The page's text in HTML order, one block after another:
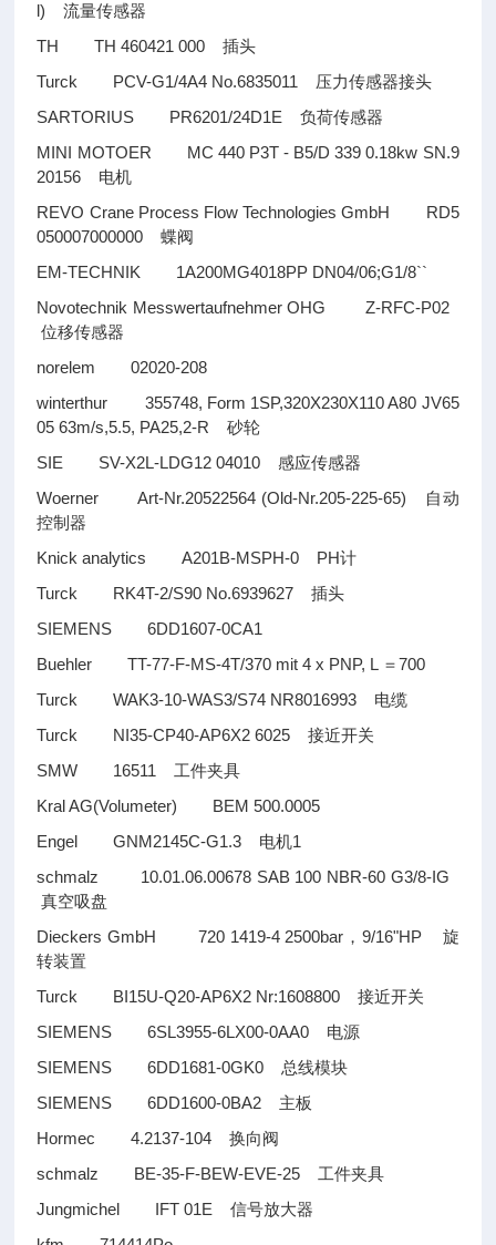
l)流量传感器
TH TH 460421 000插头
Turck PCV-G1/4A4 No.6835011 压力传感器接头
SARTORIUS PR6201/24D1E负荷传感器
MINI MOTOER MC 440 P3T - B5/D 339 0.18kw SN.9
20156 电机
REVO Crane Process Flow Technologies GmbH RD5
050007000000蝶阀
EM-TECHNIK 1A200MG4018PP DN04/06;G1/8``
Novotechnik Messwertaufnehmer OHG Z-RFC-P02
位移传感器
norelem 02020-208
winterthur 355748, Form 1SP,320X230X110 A80 JV65
05 63m/s,5.5, PA25,2-R砂轮
SIE SV-X2L-LDG12 04010感应传感器
Woerner Art-Nr.20522564 (Old-Nr.205-225-65)
自动
控制器
Knick analytics A201B-MSPH-0 PH计
Turck RK4T-2/S90 No.6939627插头
SIEMENS 6DD1607-0CA1
Buehler TT-77-F-MS-4T/370 mit 4 x PNP, L ＝700
Turck WAK3-10-WAS3/S74 NR8016993 电缆
Turck NI35-CP40-AP6X2 6025接近开关
SMW 16511 工件夹具
Kral AG(Volumeter) BEM 500.0005
Engel GNM2145C-G1.3 电机1
schmalz 10.01.06.00678 SAB 100 NBR-60 G3/8-IG
真空吸盘
Dieckers GmbH 720 1419-4 2500bar ， 9/16"HP 旋
转装置
Turck BI15U-Q20-AP6X2 Nr:1608800接近开关
SIEMENS 6SL3955-6LX00-0AA0 电源
SIEMENS 6DD1681-0GK0 总线模块
SIEMENS 6DD1600-0BA2 主板
Hormec 4.2137-104换向阀
schmalz BE-35-F-BEW-EVE-25 工件夹具
Jungmichel IFT 01E信号放大器